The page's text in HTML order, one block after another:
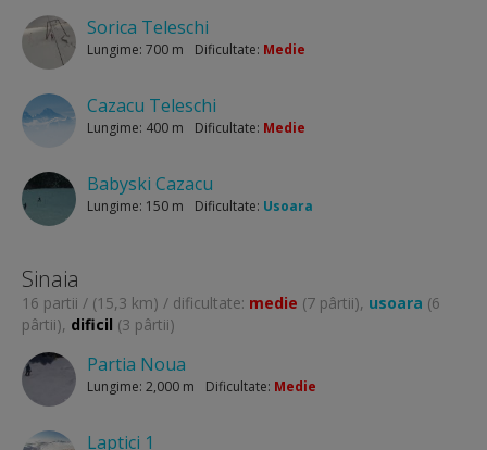
Sorica Teleschi
Lungime: 700 m Dificultate: Medie
Cazacu Teleschi
Lungime: 400 m Dificultate: Medie
Babyski Cazacu
Lungime: 150 m Dificultate: Usoara
Sinaia
16 partii / (15,3 km) / dificultate: medie (7 pârtii), usoara (6
pârtii), dificil (3 pârtii)
Partia Noua
Lungime: 2,000 m Dificultate: Medie
Laptici 1